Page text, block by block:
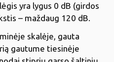
yra lygus 0 dB (girdos
– maždaug 120 dB.
skalėje, gauta
gautume tiesinėje